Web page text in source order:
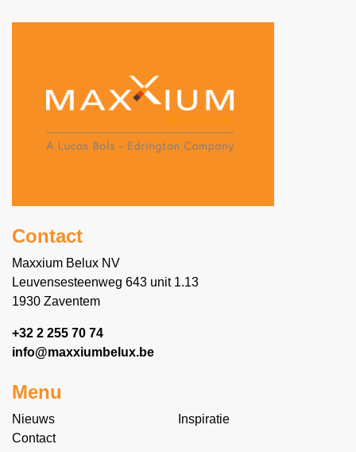
Contact
Maxxium Belux NV
Leuvensesteenweg 643 unit 1.13
1930 Zaventem
+32 2 255 70 74
info@maxxiumbelux.be
Menu
Nieuws
Inspiratie
Contact